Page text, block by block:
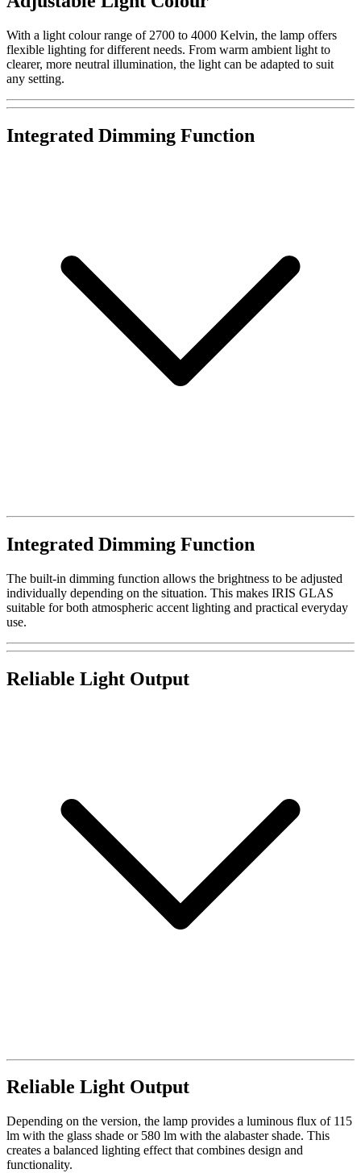
With a light colour range of 2700 to 4000 Kelvin, the lamp offers
flexible lighting for different needs. From warm ambient light to
clearer, more neutral illumination, the light can be adapted to suit
any setting.
Integrated Dimming Function
Integrated Dimming Function
The built-in dimming function allows the brightness to be adjusted
individually depending on the situation. This makes IRIS GLAS
suitable for both atmospheric accent lighting and practical everyday
use.
Reliable Light Output
Reliable Light Output
Depending on the version, the lamp provides a luminous flux of 115
lm with the glass shade or 580 lm with the alabaster shade. This
creates a balanced lighting effect that combines design and
functionality.